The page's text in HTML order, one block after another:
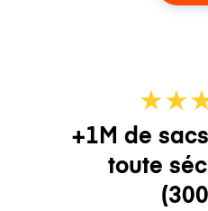
★★
+1M de
toute